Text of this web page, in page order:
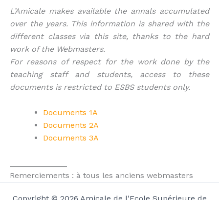
L’Amicale makes available the annals accumulated
over the years. This information is shared with the
different classes via this site, thanks to the hard
work of the Webmasters.
For reasons of respect for the work done by the
teaching staff and students, access to these
documents is restricted to ESBS students only.
Documents 1A
Documents 2A
Documents 3A
Remerciements : à tous les anciens webmasters